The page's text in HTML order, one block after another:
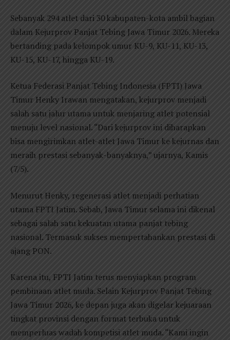
Sebanyak 294 atlet dari 30 kabupaten-kota ambil bagian
dalam Kejurprov Panjat Tebing Jawa Timur 2026. Mereka
bertanding pada kelompok umur KU-9, KU-11, KU-13,
KU-15, KU-17, hingga KU-19.
Ketua Federasi Panjat Tebing Indonesia (FPTI) Jawa
Timur Henky Irawan mengatakan, kejurprov menjadi
salah satu jalur utama untuk menjaring atlet potensial
menuju level nasional. “Dari kejurprov ini diharapkan
bisa mengirimkan atlet-atlet Jawa Timur ke kejurnas dan
meraih prestasi sebanyak-banyaknya,” ujarnya, Kamis
(7/5).
Menurut Henky, regenerasi atlet menjadi perhatian
utama FPTI Jatim. Sebab, Jawa Timur selama ini dikenal
sebagai salah satu kekuatan utama panjat tebing
nasional. Termasuk sukses mempertahankan prestasi di
ajang PON.
Karena itu, FPTI Jatim terus menyiapkan program
pembinaan atlet muda. Selain Kejurprov Panjat Tebing
Jawa Timur 2026, ke depan juga akan digelar kejuaraan
tingkat provinsi dengan format terbuka untuk
memperluas wadah kompetisi atlet muda. “Kami ingin